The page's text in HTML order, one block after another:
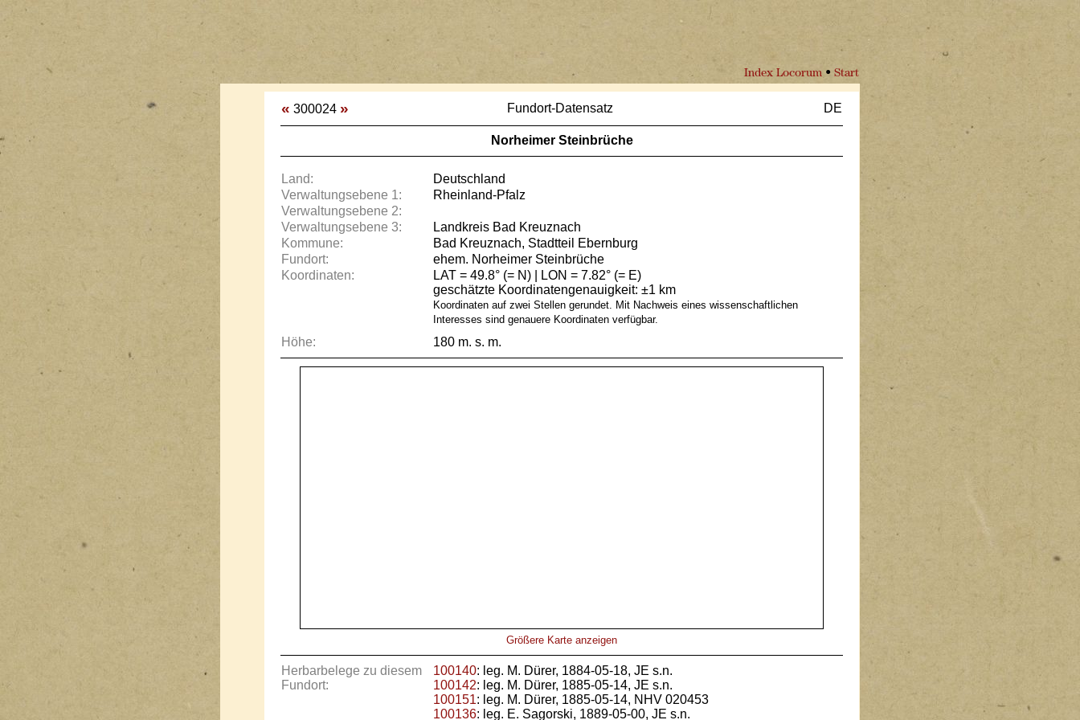
Index Locorum • Start
« 300024 » Fundort-Datensatz DE
Norheimer Steinbrüche
Land:
Deutschland
Verwaltungsebene 1:
Rheinland-Pfalz
Verwaltungsebene 2:
Verwaltungsebene 3:
Landkreis Bad Kreuznach
Kommune:
Bad Kreuznach, Stadtteil Ebernburg
Fundort:
ehem. Norheimer Steinbrüche
Koordinaten:
LAT = 49.8° (= N) | LON = 7.82° (= E)
geschätzte Koordinatengenauigkeit: ±1 km
Koordinaten auf zwei Stellen gerundet. Mit Nachweis eines wissenschaftlichen
Interesses sind genauere Koordinaten verfügbar.
Höhe: 180 m. s. m.
Größere Karte anzeigen
Herbarbelege zu diesem
Fundort:
100140: leg. M. Dürer, 1884-05-18, JE s.n.
100142: leg. M. Dürer, 1885-05-14, JE s.n.
100151: leg. M. Dürer, 1885-05-14, NHV 020453
100136: leg. E. Sagorski, 1889-05-00, JE s.n.